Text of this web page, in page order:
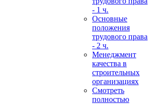
- 1 ч.
Основные
положения
трудового права
- 2 ч.
Менеджмент
качества в
строительных
организациях
Смотреть
полностью